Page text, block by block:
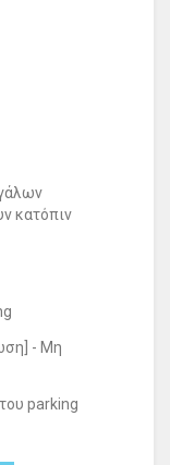
κατόπιν
- Μη
parking